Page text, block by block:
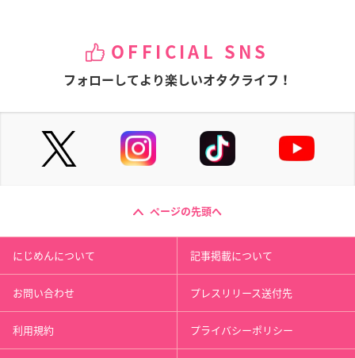
OFFICIAL SNS
フォローしてより楽しいオタクライフ！
ページの先頭へ
にじめんについて 記事掲載について
お問い合わせ プレスリリース送付先
利用規約 プライバシーポリシー